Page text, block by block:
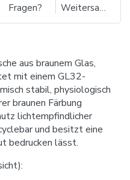
Fragen? Weitersagen
aus braunem Glas,
mit einem GL32-
stabil, physiologisch
braunen Färbung
lichtempfindlicher
und besitzt eine
bedrucken lässt.